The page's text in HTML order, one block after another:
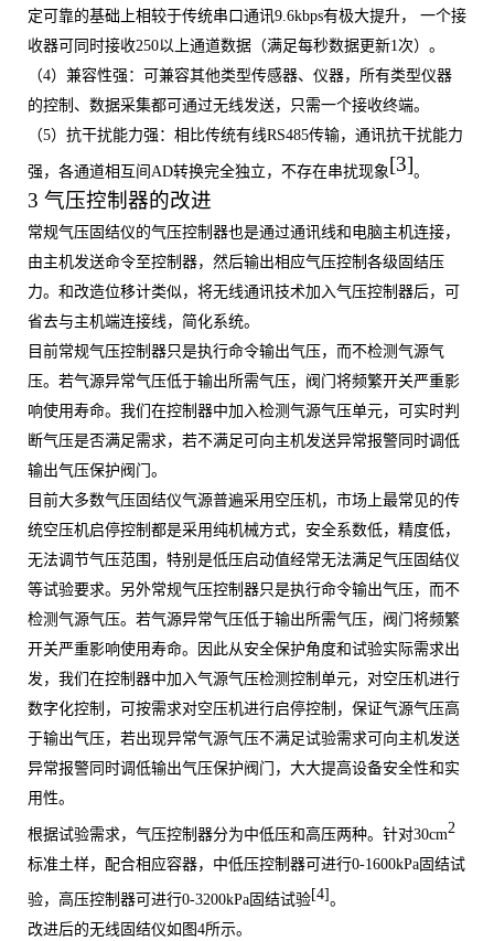
定可靠的基础上相较于传统串口通讯9.6kbps有极大提升， 一个接
收器可同时接收250以上通道数据（满足每秒数据更新1 次）。
（4）兼容性强：可兼容其他类型传感器、仪器，所有类型仪器
的控制、数据采集都可通过无线发送，只需一个接收终端。
（5）抗干扰能力强：相比传统有线RS485传输，通讯抗干扰能力
强，各通道相互间 AD转换完全独立，不存在串扰现象[3]。
3 气压控制器的改进
常规气压固结仪的气压控制器也是通过通讯线和电脑主机连接，
由主机发送命令至控制器，然后输出相应气压控制各级固结压
力。和改造位移计类似，将无线通讯技术加入气压控制器后，可
省去与主机端连接线，简化系统。
目前常规气压控制器只是执行命令输出气压，而不检测气源气
压。若气源异常气压低于输出所需气压，阀门将频繁开关严重影
响使用寿命。我们在控制器中加入检测气源气压单元，可实时判
断气压是否满足需求，若不满足可向主机发送异常报警同时调低
输出气压保护阀门。
目前大多数气压固结仪气源普遍采用空压机，市场上最常见的传
统空压机启停控制都是采用纯机械方式，安全系数低，精度低，
无法调节气压范围，特别是低压启动值经常无法满足气压固结仪
等试验要求。另外常规气压控制器只是执行命令输出气压，而不
检测气源气压。若气源异常气压低于输出所需气压，阀门将频繁
开关严重影响使用寿命。因此从安全保护角度和试验实际需求出
发，我们在控制器中加入气源气压检测控制单元，对空压机进行
数字化控制，可按需求对空压机进行启停控制，保证气源气压高
于输出气压，若出现异常气源气压不满足试验需求可向主机发送
异常报警同时调低输出气压保护阀门，大大提高设备安全性和实
用性。
根据试验需求，气压控制器分为中低压和高压两种。针对30cm2
标准土样，配合相应容器，中低压控制器可进行0-1600kPa固结试
验，高压控制器可进行0-3200kPa 固结试验[4]。
改进后的无线固结仪如图4所示。